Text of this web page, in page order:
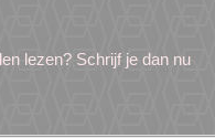
lezen? Schrijf je dan nu